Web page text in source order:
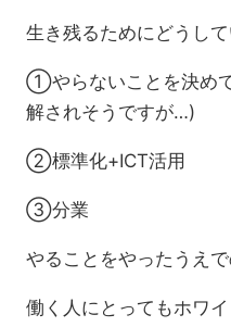
生き残るためにどうし
①やらないことを決め
解されそうですが…)
②標準化+ICT活用
③分業
やることをやったうえで
働く人にとってもホワ